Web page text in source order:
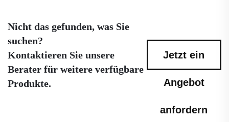
Nicht das gefunden, was Sie
suchen?
Kontaktieren Sie unsere
Berater für weitere verfügbare
Produkte.
Jetzt ein
Angebot
anfordern